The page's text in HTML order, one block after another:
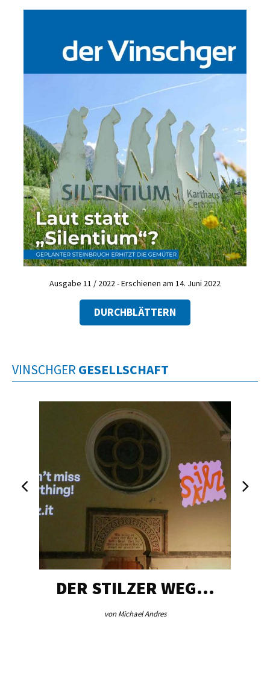
Ausgabe 11 / 2022 - Erschienen am 14. Juni 2022
DURCHBLÄTTERN
VINSCHGER GESELLSCHAFT
DER STILZER WEG…
von Michael Andres